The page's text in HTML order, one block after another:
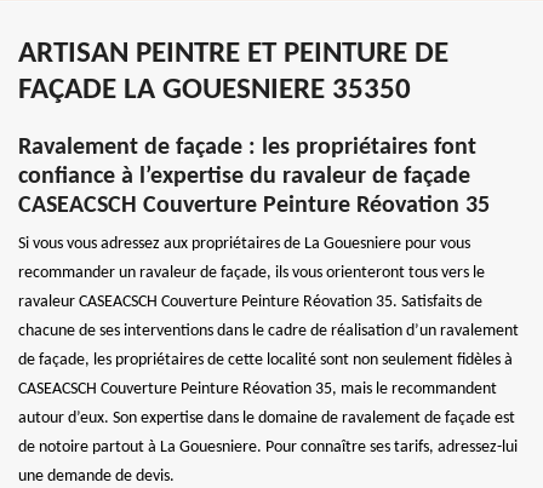
ARTISAN PEINTRE ET PEINTURE DE
FAÇADE LA GOUESNIERE 35350
Ravalement de façade : les propriétaires font
confiance à l’expertise du ravaleur de façade
CASEACSCH Couverture Peinture Réovation 35
Si vous vous adressez aux propriétaires de La Gouesniere pour vous
recommander un ravaleur de façade, ils vous orienteront tous vers le
ravaleur CASEACSCH Couverture Peinture Réovation 35. Satisfaits de
chacune de ses interventions dans le cadre de réalisation d’un ravalement
de façade, les propriétaires de cette localité sont non seulement fidèles à
CASEACSCH Couverture Peinture Réovation 35, mais le recommandent
autour d’eux. Son expertise dans le domaine de ravalement de façade est
de notoire partout à La Gouesniere. Pour connaître ses tarifs, adressez-lui
une demande de devis.